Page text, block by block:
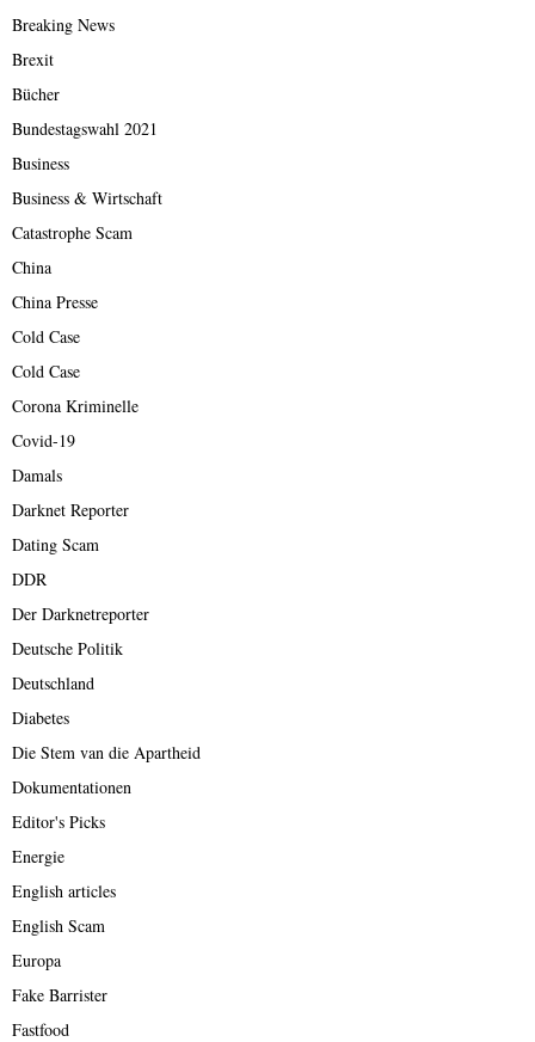
Breaking News
Brexit
Bücher
Bundestagswahl 2021
Business
Business & Wirtschaft
Catastrophe Scam
China
China Presse
Cold Case
Cold Case
Corona Kriminelle
Covid-19
Damals
Darknet Reporter
Dating Scam
DDR
Der Darknetreporter
Deutsche Politik
Deutschland
Diabetes
Die Stem van die Apartheid
Dokumentationen
Editor's Picks
Energie
English articles
English Scam
Europa
Fake Barrister
Fastfood